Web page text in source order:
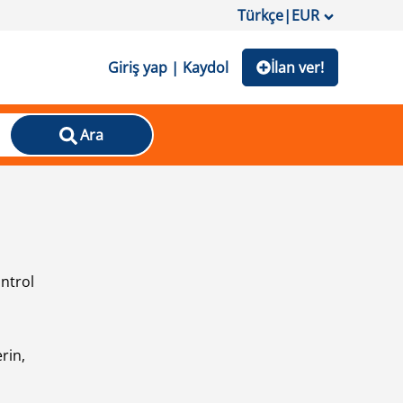
Türkçe|EUR
Giriş yap | Kaydol İlan ver!
Ara